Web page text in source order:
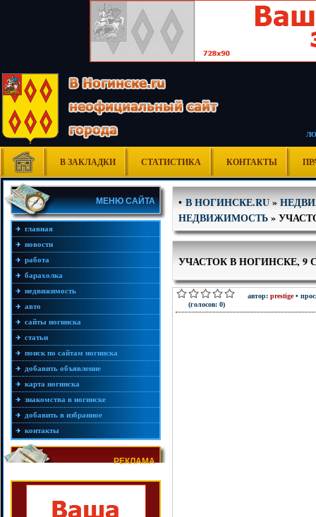
В ЗАКЛАДКИ СТАТИСТИКА КОНТАКТЫ
МЕНЮ САЙТА
главная
новости
работа
барахолка
недвижимость
авто
сайты ногинска
статьи
поиск по сайтам ногинска
добавить объявление
карта ногинска
знакомства в ногинске
добавить в избранное
контакты
РЕКЛАМА
•В НОГИНСКЕ.RU»
НЕДВИЖИМОСТЬ»
УЧАСТОК В НОГИНСКЕ, 9
(голосов: 0)
автор: prestige•